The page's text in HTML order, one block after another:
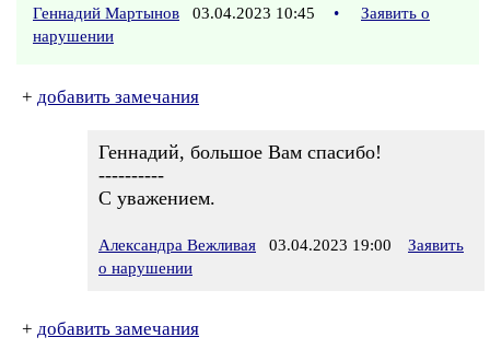
Геннадий Мартынов 03.04.2023 10:45 •
Заявить о
нарушении
+ добавить замечания
Геннадий, большое Вам спасибо!
----------
С уважением.
Александра Вежливая 03.04.2023 19:00
Заявить
о нарушении
+ добавить замечания